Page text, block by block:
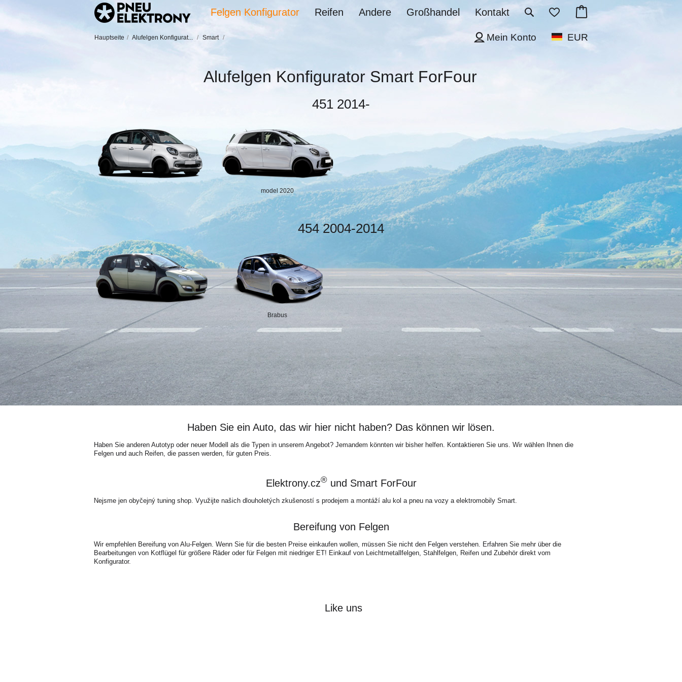
Kontakt
Großhandel
Andere
Reifen
Felgen Konfigurator
Hauptseite / Alufelgen Konfigurat... / Smart / EUR
Mein Konto
Alufelgen Konfigurator Smart ForFour
451 2014-
model 2020
454 2004-2014
Brabus
Haben Sie ein Auto, das wir hier nicht haben? Das können wir lösen.
Haben Sie anderen Autotyp oder neuer Modell als die Typen in unserem Angebot? Jemandem könnten wir bisher helfen. Kontaktieren Sie uns. Wir wählen Ihnen die
Felgen und auch Reifen, die passen werden, für guten Preis.
Elektrony.cz®und Smart ForFour
Nejsme jen obyčejný tuning shop. Využijte našich dlouholetých zkušeností s prodejem a montáží alu kol a pneu na vozy a elektromobily Smart.
Bereifung von Felgen
Wir empfehlen Bereifung von Alu-Felgen. Wenn Sie für die besten Preise einkaufen wollen, müssen Sie nicht den Felgen verstehen. Erfahren Sie mehr über die
Bearbeitungen von Kotflügel für größere Räder oder für Felgen mit niedriger ET! Einkauf von Leichtmetallfelgen, Stahlfelgen, Reifen und Zubehör direkt vom
Konfigurator.
Like uns